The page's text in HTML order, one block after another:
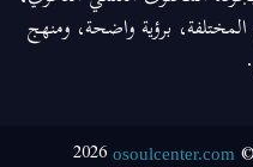
المختلفة، برؤية واضحة، ومنهج
osoulcenter.com
2026